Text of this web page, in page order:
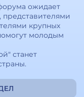
ожидает
представителями
крупных
молодым
станет